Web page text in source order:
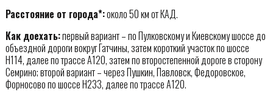
Расстояние от города*:около 50 км от КАД.
Как доехать:первый вариант – по Пулковскому и Киевскому шоссе до
объездной дороги вокруг Гатчины, затем короткий участок по шоссе
Н114, далее по трассе А120, затем по второстепенной дороге в сторону
Семрино; второй вариант – через Пушкин, Павловск, Федоровское,
Форносово по шоссе Н233, далее по трассе А120.